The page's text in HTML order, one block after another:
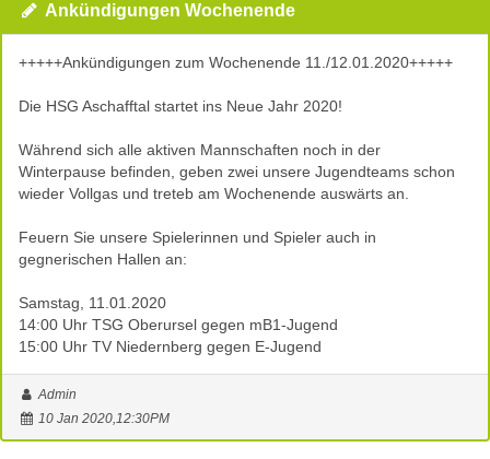
Ankündigungen Wochenende
+++++Ankündigungen zum Wochenende 11./12.01.2020+++++
Die HSG Aschafftal startet ins Neue Jahr 2020!
Während sich alle aktiven Mannschaften noch in der
Winterpause befinden, geben zwei unsere Jugendteams schon
wieder Vollgas und treteb am Wochenende auswärts an.
Feuern Sie unsere Spielerinnen und Spieler auch in
gegnerischen Hallen an:
Samstag, 11.01.2020
14:00 Uhr TSG Oberursel gegen mB1-Jugend
15:00 Uhr TV Niedernberg gegen E-Jugend
Admin
10 Jan 2020,12:30PM